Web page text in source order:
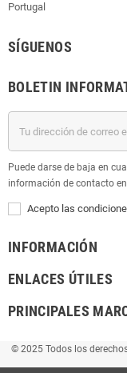
Portugal
SÍGUENOS
BOLETIN
Puede darse de baja en
información de contacto
Acepto las
INFORMACIÓN
ENLACES ÚTILES
PRINCIPALES
© 2025 Todos los